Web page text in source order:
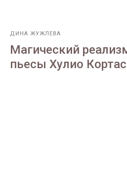
ДИНА ЖУЖЛЕВА
Магический
пьесы Хулио